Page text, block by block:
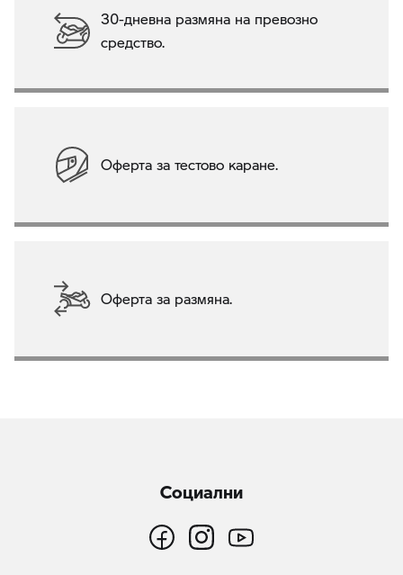
30-дневна размяна на превозно
средство.
Оферта за тестово каране.
Оферта за размяна.
Социални